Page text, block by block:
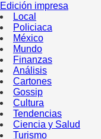
Edición impresa
Local
Policiaca
México
Mundo
Finanzas
Análisis
Cartones
Gossip
Cultura
Tendencias
Ciencia y Salud
Turismo